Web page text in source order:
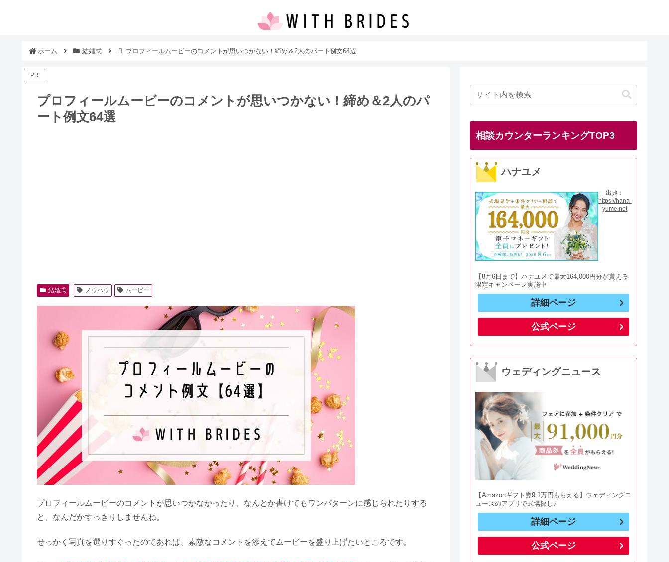
ホーム 結婚式 プロフィールムービーのコメントが思いつかない！締め＆2人のパート例文64選
PR
プロフィールムービーのコメントが思いつかない！締め＆2人のパ
ート例文64選
結婚式 ノウハウ ムービー
プロフィールムービーのコメントが思いつかなかったり、なんとか書けてもワンパターンに感じられたりする
と、なんだかすっきりしませんね。
せっかく写真を選りすぐったのであれば、素敵なコメントを添えてムービーを盛り上げたいところです。
相談カウンターランキングTOP3
ハナユメ
出典：
https://hana-
yume.net
【8月6日まで】ハナユメで最大164,000円分が貰える
限定キャンペーン実施中
詳細ページ
公式ページ
ウェディングニュース
【Amazonギフト券9.1万円もらえる】ウェディングニ
ュースのアプリで式場探し♪
詳細ページ
公式ページ